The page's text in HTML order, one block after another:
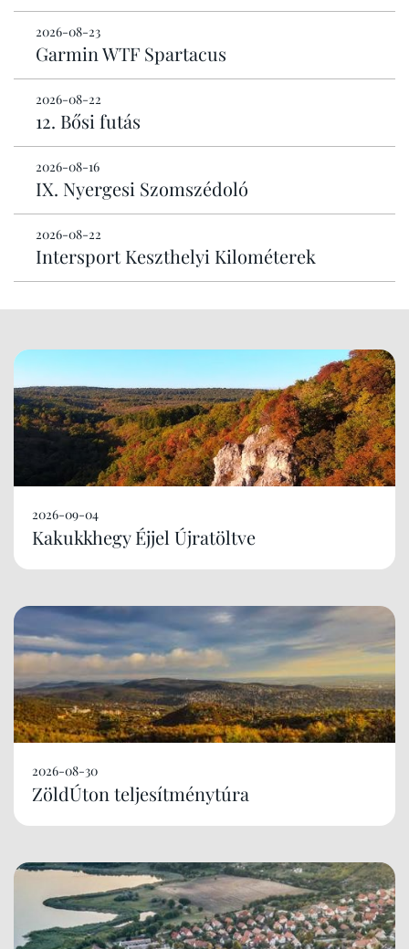
2026-08-23
Garmin WTF Spartacus
2026-08-22
12. Bősi futás
2026-08-16
IX. Nyergesi Szomszédoló
2026-08-22
Intersport Keszthelyi Kilométerek
2026-09-04
Kakukkhegy Éjjel Újratöltve
2026-08-30
ZöldÚton teljesítménytúra